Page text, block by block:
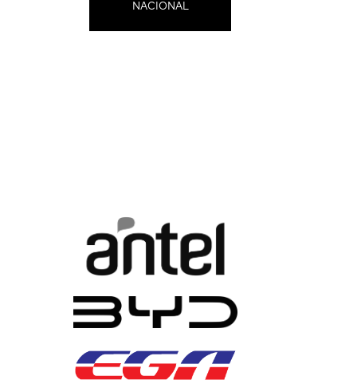
NACIONAL